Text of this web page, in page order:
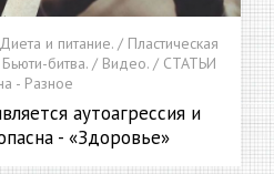
и питание. / Пластическая
битва. / Видео. / СТАТЬИ
- Разное
аутоагрессия и
- «Здоровье»